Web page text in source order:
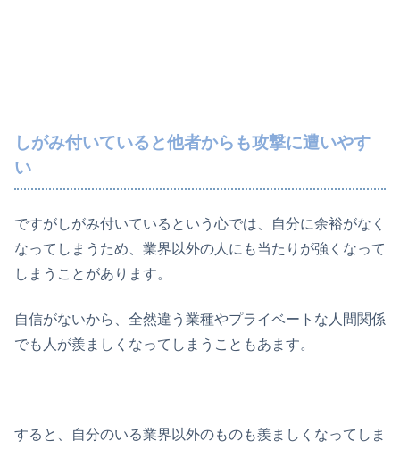
しがみ付いていると他者からも攻撃に遭いやす
い
ですがしがみ付いているという心では、自分に余裕がなく
なってしまうため、業界以外の人にも当たりが強くなって
しまうことがあります。
自信がないから、全然違う業種やプライベートな人間関係
でも人が羨ましくなってしまうこともあます。
すると、自分のいる業界以外のものも羨ましくなってしま